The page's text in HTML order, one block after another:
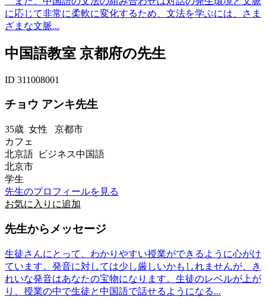
に応じて非常に柔軟に変化するため、文法を学ぶには、さま
ざまな文脈...
中国語教室 京都府の先生
ID 311008001
チョウ アンキ先生
35歳 女性 京都市
カフェ
北京語 ビジネス中国語
北京市
学生
先生のプロフィールを見る
お気に入りに追加
先生からメッセージ
生徒さんにとって、わかりやすい授業ができるように心がけ
ています。発音に対しては少し厳しいかもしれませんが、き
れいな発音はあなたの宝物になります。生徒のレベルが上が
り、授業の中で生徒と中国語で話せるようになる...